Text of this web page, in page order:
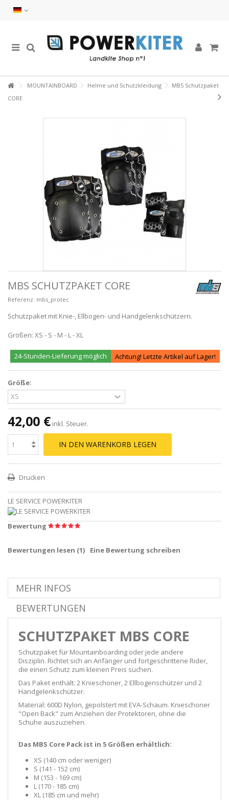
MOUNTAINBOARD Helme und Schutzkleidung
MBS Schutzpaket
CORE
MBS SCHUTZPAKET CORE
Referenz: mbs_protec
Schutzpaket mit Knie-, Ellbogen- und Handgelenkschützern.
Größen: XS - S - M - L - XL
24-Stunden-Lieferung möglich Achtung! Letzte Artikel auf Lager!
Größe:
42,00 € inkl. Steuer.
IN DEN WARENKORB LEGEN
Drucken
LE SERVICE POWERKITER
Bewertung
Bewertungen lesen (1) Eine Bewertung schreiben
MEHR INFOS
BEWERTUNGEN
SCHUTZPAKET MBS CORE
Schutzpaket für Mountainboarding oder jede andere
Disziplin. Richtet sich an Anfänger und fortgeschrittene Rider,
die einen Schutz zum kleinen Preis suchen.
Das Paket enthält: 2 Knieschoner, 2 Ellbogenschützer und 2
Handgelenkschützer.
Material: 600D Nylon, gepolstert mit EVA-Schaum. Knieschoner
"Open Back" zum Anziehen der Protektoren, ohne die
Schuhe auszuziehen.
Das MBS Core Pack ist in 5 Größen erhältlich:
XS (140 cm oder weniger)
S (141 - 152 cm)
M (153 - 169 cm)
L (170 - 185 cm)
XL (185 cm und mehr)